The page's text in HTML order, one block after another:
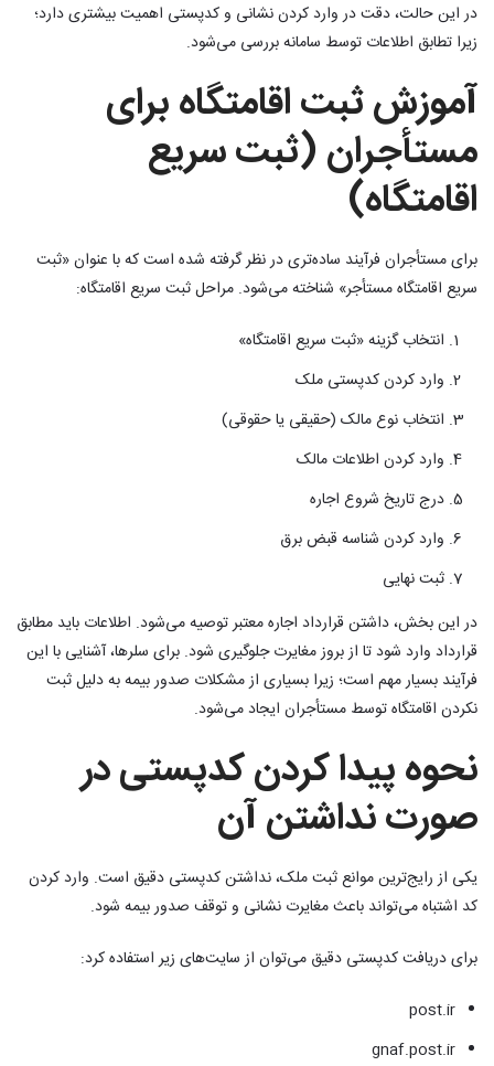
در این حالت، دقت در وارد کردن نشانی و کدپستی اهمیت بیشتری دارد؛
زیرا تطابق اطلاعات توسط سامانه بررسی می‌شود.
آموزش ثبت اقامتگاه برای
مستأجران (ثبت سریع
اقامتگاه)
برای مستأجران فرآیند ساده‌تری در نظر گرفته شده است که با عنوان «ثبت
سریع اقامتگاه مستأجر» شناخته می‌شود. مراحل ثبت سریع اقامتگاه:
انتخاب گزینه «ثبت سریع اقامتگاه»
وارد کردن کدپستی ملک
انتخاب نوع مالک (حقیقی یا حقوقی)
وارد کردن اطلاعات مالک
درج تاریخ شروع اجاره
وارد کردن شناسه قبض برق
ثبت نهایی
در این بخش، داشتن قرارداد اجاره معتبر توصیه می‌شود. اطلاعات باید مطابق
قرارداد وارد شود تا از بروز مغایرت جلوگیری شود. برای سلرها، آشنایی با این
فرآیند بسیار مهم است؛ زیرا بسیاری از مشکلات صدور بیمه به دلیل ثبت
نکردن اقامتگاه توسط مستأجران ایجاد می‌شود.
نحوه پیدا کردن کدپستی در
صورت نداشتن آن
یکی از رایج‌ترین موانع ثبت ملک، نداشتن کدپستی دقیق است. وارد کردن
کد اشتباه می‌تواند باعث مغایرت نشانی و توقف صدور بیمه شود.
برای دریافت کدپستی دقیق می‌توان از سایت‌های زیر استفاده کرد:
post.ir
gnaf.post.ir